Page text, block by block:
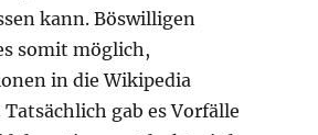
kann. Böswilligen
somit möglich,
in die Wikipedia
gab es Vorfälle